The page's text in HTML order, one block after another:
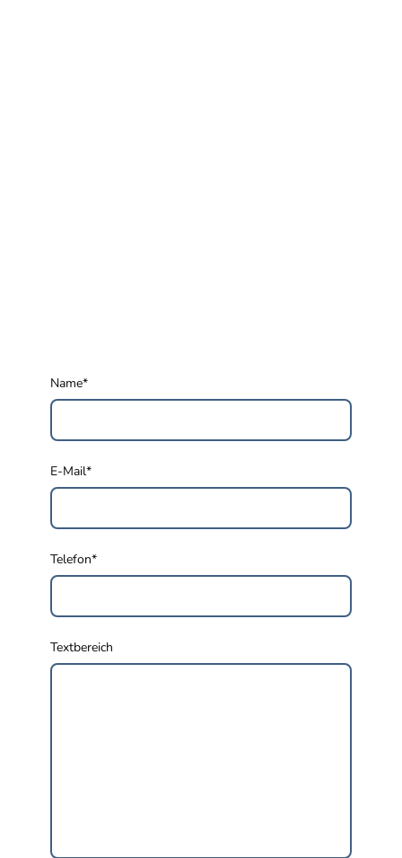
Name*
E-Mail*
Telefon*
Textbereich